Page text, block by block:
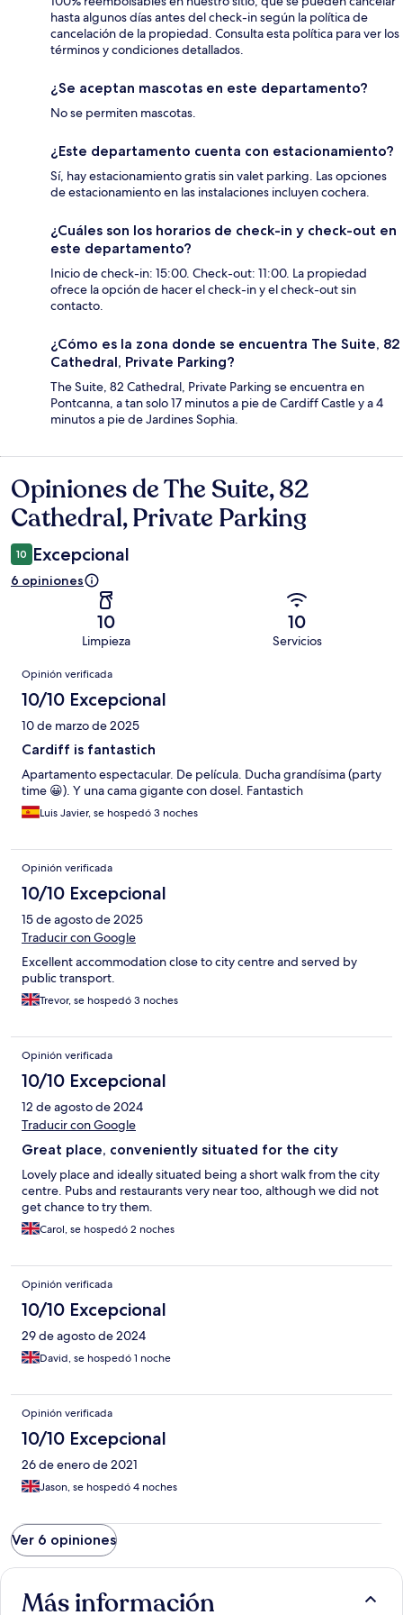
hasta algunos días antes del check-in según la política de
cancelación de la propiedad. Consulta esta política para ver los
términos y condiciones detallados.
¿Se aceptan mascotas en este departamento?
No se permiten mascotas.
¿Este departamento cuenta con estacionamiento?
Sí, hay estacionamiento gratis sin valet parking. Las opciones
de estacionamiento en las instalaciones incluyen cochera.
¿Cuáles son los horarios de check-in y check-out en
este departamento?
Inicio de check-in: 15:00. Check-out: 11:00. La propiedad
ofrece la opción de hacer el check-in y el check-out sin
contacto.
¿Cómo es la zona donde se encuentra The Suite, 82
Cathedral, Private Parking?
The Suite, 82 Cathedral, Private Parking se encuentra en
Pontcanna, a tan solo 17 minutos a pie de Cardiff Castle y a 4
minutos a pie de Jardines Sophia.
Opiniones
Opiniones de The Suite, 82
Cathedral, Private Parking
10 Excepcional
6 opiniones
10
Limpieza
10
Servicios
Opiniones
Opinión verificada
10/10 Excepcional
10 de marzo de 2025
Cardiff is fantastich
Apartamento espectacular. De película. Ducha grandísima (party
time 😀). Y una cama gigante con dosel. Fantastich
Luis Javier, se hospedó 3 noches
Opinión verificada
10/10 Excepcional
15 de agosto de 2025
Traducir con Google
Excellent accommodation close to city centre and served by
public transport.
Trevor, se hospedó 3 noches
Opinión verificada
10/10 Excepcional
12 de agosto de 2024
Traducir con Google
Great place, conveniently situated for the city
Lovely place and ideally situated being a short walk from the city
centre. Pubs and restaurants very near too, although we did not
get chance to try them.
Carol, se hospedó 2 noches
Opinión verificada
10/10 Excepcional
29 de agosto de 2024
David, se hospedó 1 noche
Opinión verificada
10/10 Excepcional
26 de enero de 2021
Jason, se hospedó 4 noches
Ver 6 opiniones
Más información